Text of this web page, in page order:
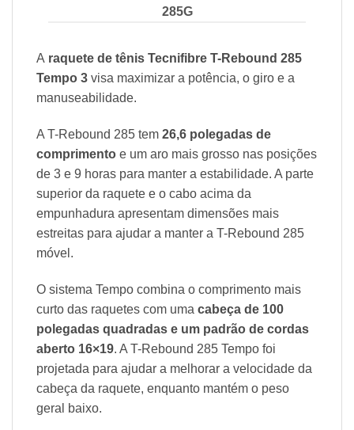
285G
A raquete de tênis Tecnifibre T-Rebound 285
Tempo 3 visa maximizar a potência, o giro e a
manuseabilidade.
A T-Rebound 285 tem 26,6 polegadas de
comprimento e um aro mais grosso nas posições
de 3 e 9 horas para manter a estabilidade. A parte
superior da raquete e o cabo acima da
empunhadura apresentam dimensões mais
estreitas para ajudar a manter a T-Rebound 285
móvel.
O sistema Tempo combina o comprimento mais
curto das raquetes com uma cabeça de 100
polegadas quadradas e um padrão de cordas
aberto 16×19. A T-Rebound 285 Tempo foi
projetada para ajudar a melhorar a velocidade da
cabeça da raquete, enquanto mantém o peso
geral baixo.